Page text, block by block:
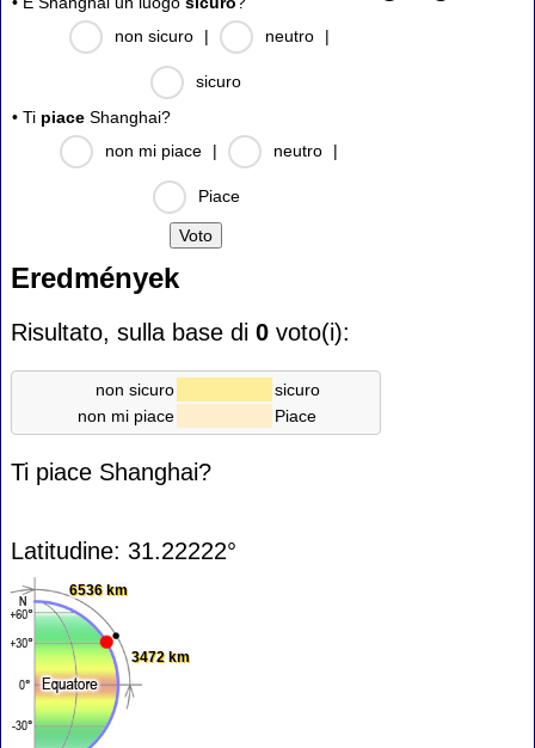
non sicuro
| neutro |
sicuro
• Ti piace Shanghai?
non mi piace
| neutro |
Piace
Eredmények
Risultato, sulla base di 0 voto(i):
non sicuro
sicuro
non mi piace
Piace
Ti piace Shanghai?
Latitudine: 31.22222°
6536 km
3472 km